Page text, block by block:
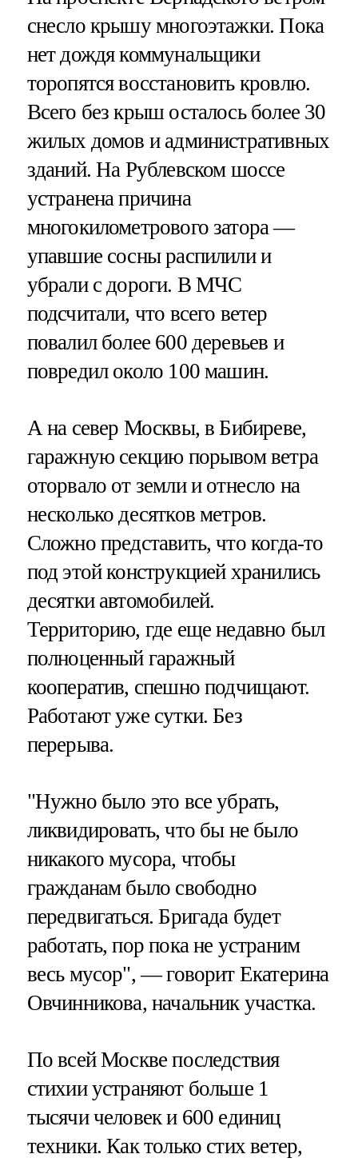
снесло крышу многоэтажки. Пока
нет дождя коммунальщики
торопятся восстановить кровлю.
Всего без крыш осталось более 30
жилых домов и административных
зданий. На Рублевском шоссе
устранена причина
многокилометрового затора —
упавшие сосны распилили и
убрали с дороги. В МЧС
подсчитали, что всего ветер
повалил более 600 деревьев и
повредил около 100 машин.
А на север Москвы, в Бибиреве,
гаражную секцию порывом ветра
оторвало от земли и отнесло на
несколько десятков метров.
Сложно представить, что когда-то
под этой конструкцией хранились
десятки автомобилей.
Территорию, где еще недавно был
полноценный гаражный
кооператив, спешно подчищают.
Работают уже сутки. Без
перерыва.
"Нужно было это все убрать,
ликвидировать, что бы не было
никакого мусора, чтобы
гражданам было свободно
передвигаться. Бригада будет
работать, пор пока не устраним
весь мусор", — говорит Екатерина
Овчинникова, начальник участка.
По всей Москве последствия
стихии устраняют больше 1
тысячи человек и 600 единиц
техники. Как только стих ветер,